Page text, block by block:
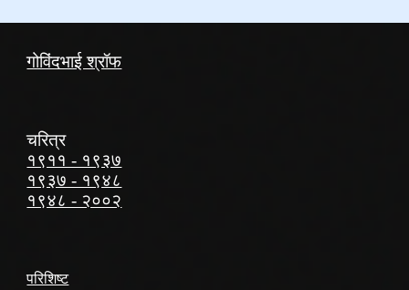
गोविंदभाई श्रॉफ
चरित्र
१९११ - १९३७
१९३७ - १९४८
१९४८ - २००२
परिशिष्ट